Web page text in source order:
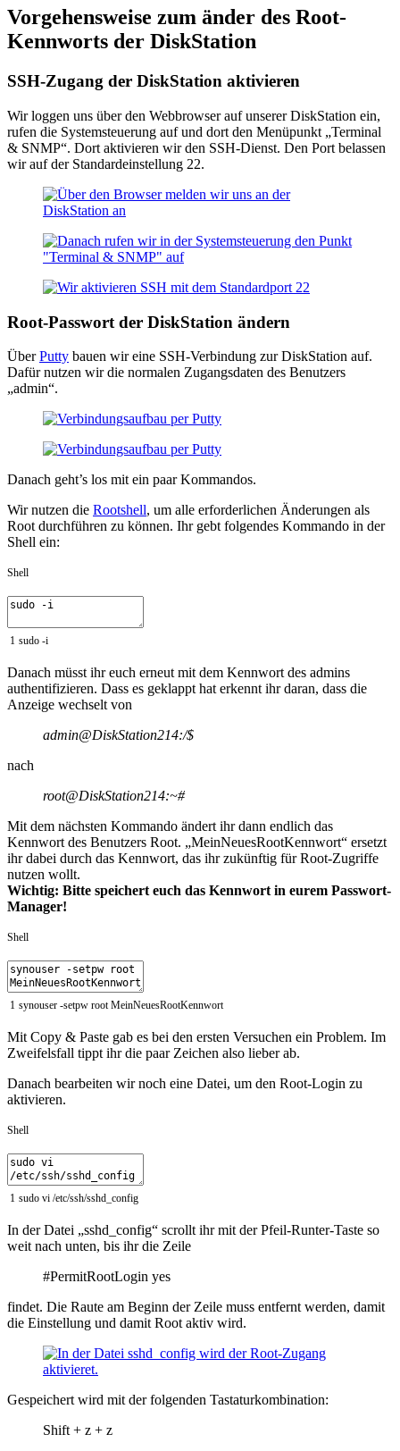
Vorgehensweise zum änder des Root-
Kennworts der DiskStation
SSH-Zugang der DiskStation aktivieren
Wir loggen uns über den Webbrowser auf unserer DiskStation ein,
rufen die Systemsteuerung auf und dort den Menüpunkt „Terminal
& SNMP“. Dort aktivieren wir den SSH-Dienst. Den Port belassen
wir auf der Standardeinstellung 22.
Root-Passwort der DiskStation ändern
ÜberPutty bauen wir eine SSH-Verbindung zur DiskStation auf.
Dafür nutzen wir die normalen Zugangsdaten des Benutzers
„admin“.
Danach geht’s los mit ein paar Kommandos.
Wir nutzen die Rootshell, um alle erforderlichen Änderungen als
Root durchführen zu können. Ihr gebt folgendes Kommando in der
Shell ein:
Shell
1 sudo -i
Danach müsst ihr euch erneut mit dem Kennwort des admins
authentifizieren. Dass es geklappt hat erkennt ihr daran, dass die
Anzeige wechselt von
admin@DiskStation214:/$
nach
root@DiskStation214:~#
Mit dem nächsten Kommando ändert ihr dann endlich das
Kennwort des Benutzers Root. „MeinNeuesRootKennwort“ ersetzt
ihr dabei durch das Kennwort, das ihr zukünftig für Root-Zugriffe
nutzen wollt.
Wichtig: Bitte speichert euch das Kennwort in eurem Passwort-
Manager!
Shell
1 synouser -setpw rootMeinNeuesRootKennwort
Mit Copy & Paste gab es bei den ersten Versuchen ein Problem. Im
Zweifelsfall tippt ihr die paar Zeichen also lieber ab.
Danach bearbeiten wir noch eine Datei, um den Root-Login zu
aktivieren.
Shell
1 sudo vi /etc/ssh/sshd_config
In der Datei „sshd_config“ scrollt ihr mit der Pfeil-Runter-Taste so
weit nach unten, bis ihr die Zeile
#PermitRootLogin yes
findet. Die Raute am Beginn der Zeile muss entfernt werden, damit
die Einstellung und damit Root aktiv wird.
Gespeichert wird mit der folgenden Tastaturkombination:
Shift + z + z